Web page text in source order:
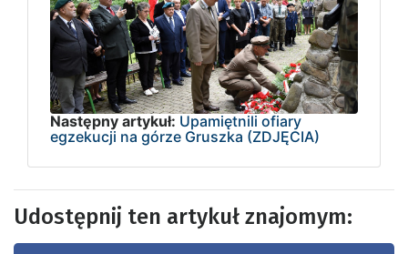
Następny artykuł: Upamiętnili ofiary
egzekucji na górze Gruszka (ZDJĘCIA)
Udostępnij ten artykuł znajomym: